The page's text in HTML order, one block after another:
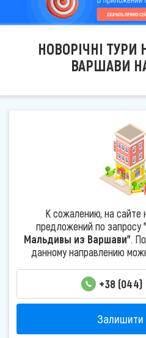
НОВОРІЧНІ
ВАРШАВИ
К сожалению, на сайте
предложений по запросу
Мальдивы из Варшави".
данному направлению
+38
Залишити